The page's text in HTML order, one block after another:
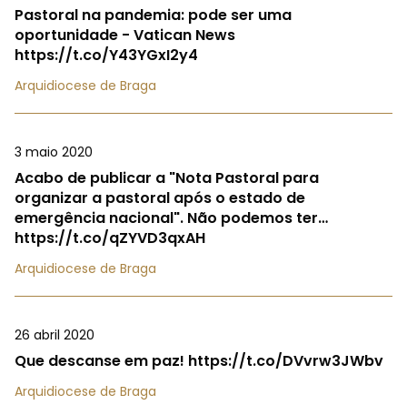
Pastoral na pandemia: pode ser uma
oportunidade - Vatican News
https://t.co/Y43YGxI2y4
Arquidiocese de Braga
3 maio 2020
Acabo de publicar a "Nota Pastoral para
organizar a pastoral após o estado de
emergência nacional". Não podemos ter…
https://t.co/qZYVD3qxAH
Arquidiocese de Braga
26 abril 2020
Que descanse em paz! https://t.co/DVvrw3JWbv
Arquidiocese de Braga